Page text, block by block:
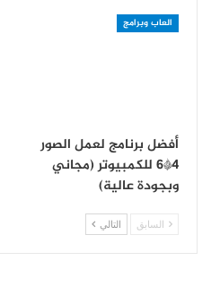
العاب وبرامج
أفضل برنامج لعمل الصور
4*6 للكمبيوتر (مجاني
وبجودة عالية)
السابق التالي